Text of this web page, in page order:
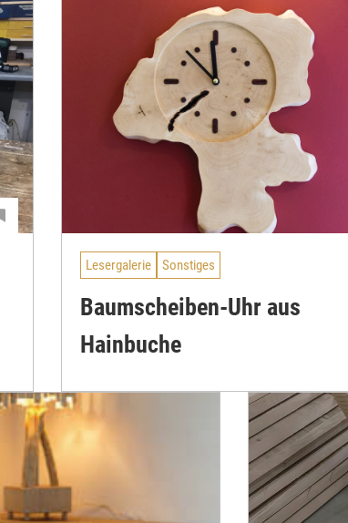
Lesergalerie Sonstiges
Baumscheiben-Uhr aus
Hainbuche